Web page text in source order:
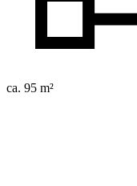
ca. 95 m²